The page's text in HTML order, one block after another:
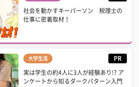
社会を動かすキーパーソン 税理士の
仕事に密着取材！
大学生活 PR
実は学生の約4人に3人が経験あり!? ア
ンケートから知るダークパターン入門